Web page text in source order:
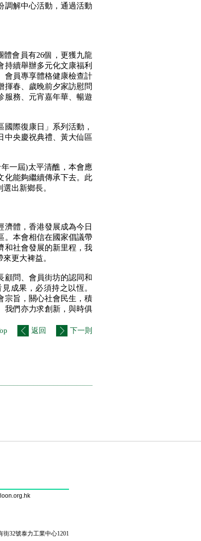
調解中心活動，通過活動
會員有26個，更獲九龍
持續舉辦多元化文康福利
會員專享體格健康檢查計
揮春、歲晚前夕家訪慰問
服務、元宵嘉年華、暢遊
際復康日」系列活動，
中央慶祝典禮、黃大仙區
一屆)太平清醮，本會應
化能夠繼續傳承下去。此
出新鄉長。
體，香港發展成為今日
。本會相信在國家倡議帶
和社會發展的新里程，我
更大裨益。
問、會員街坊的認同和
成果，必須持之以恆。
宗旨，關心社會民生，積
我們亦力求創新，與時俱
返回 下一則
街32號泰力工業中心1201